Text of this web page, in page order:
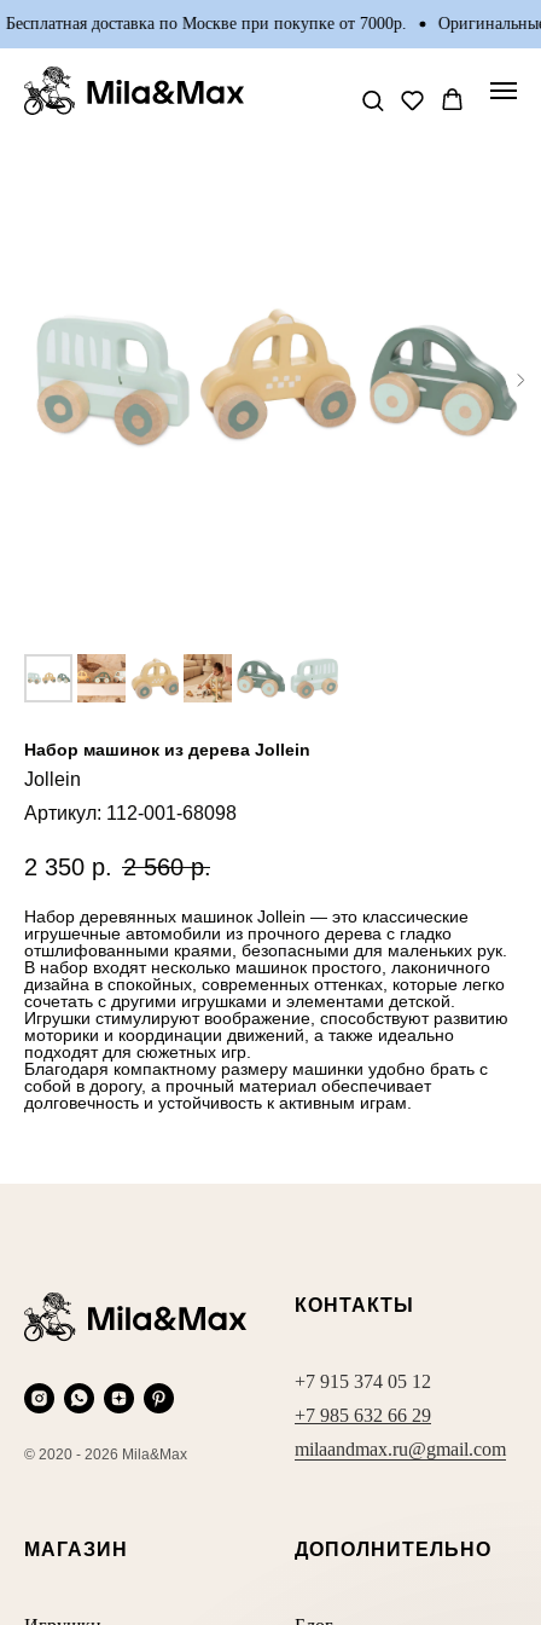
доставка по Москве при покупке от 7000р.
Набор машинок из дерева Jollein
Jollein
Артикул: 112-001-68098
2 350 р. 2 560 р.
Набор деревянных машинок Jollein — это классические
игрушечные автомобили из прочного дерева с гладко
отшлифованными краями, безопасными для маленьких рук.
В набор входят несколько машинок простого, лаконичного
дизайна в спокойных, современных оттенках, которые легко
сочетать с другими игрушками и элементами детской.
Игрушки стимулируют воображение, способствуют развитию
моторики и координации движений, а также идеально
подходят для сюжетных игр.
Благодаря компактному размеру машинки удобно брать с
собой в дорогу, а прочный материал обеспечивает
долговечность и устойчивость к активным играм.
© 2020 - 2026 Mila&Max
КОНТАКТЫ
+7 915 374 05 12
+7 985 632 66 29
milaandmax.ru@gmail.com
МАГАЗИН ДОПОЛНИТЕЛЬНО